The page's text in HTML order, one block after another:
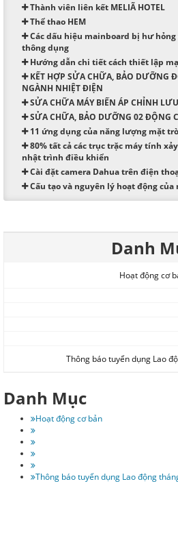
Thành viên liên kết MELIÃ HOTEL
Thể thao HEM
Các dấu hiệu mainboard bị hư
thông dụng
Hướng dẫn chi tiết cách thiết lập
KẾT HỢP SỬA CHỮA, BẢO DƯỠNG
NGÀNH NHIỆT ĐIỆN
SỬA CHỮA MÁY BIẾN ÁP CHỈNH
SỬA CHỮA, BẢO DƯỠNG 02 ĐỘNG
11 ứng dụng của năng lượng mặt
80% tất cả các trục trặc máy tính
nhật trình điều khiển
Cài đặt camera Dahua trên điện
Cấu tạo và nguyên lý hoạt động của
Danh
Hoạt động cơ
Thông báo tuyển dụng Lao
Danh Mục
Hoạt động cơ bản
Thông báo tuyển dụng Lao động